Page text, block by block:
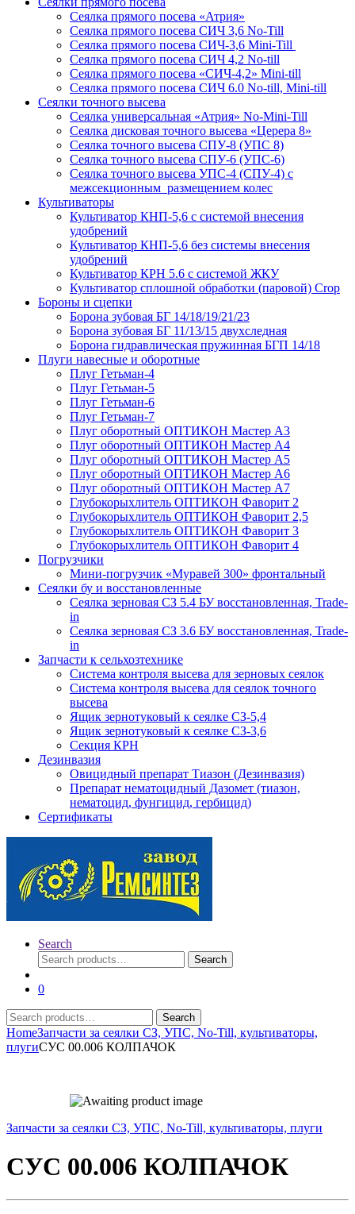
Сеялка прямого посева «Атрия»
Сеялка прямого посева СИЧ 3,6 No-Till
Сеялка прямого посева СИЧ-3,6 Mini-Till
Сеялка прямого посева СИЧ 4,2 No-till
Сеялка прямого посева «СИЧ-4,2» Mini-till
Сеялка прямого посева СИЧ 6.0 No-till, Mini-till
Сеялки точного высева
Сеялка универсальная «Атрия» No-Mini-Till
Сеялка дисковая точного высева «Церера 8»
Сеялка точного высева СПУ-8 (УПС 8)
Сеялка точного высева СПУ-6 (УПС-6)
Сеялка точного высева УПС-4 (СПУ-4) с
межсекционным размещением колес
Культиваторы
Культиватор КНП-5,6 с системой внесения
удобрений
Культиватор КНП-5,6 без системы внесения
удобрений
Культиватор КРН 5.6 с системой ЖКУ
Культиватор сплошной обработки (паровой) Crop
Бороны и сцепки
Борона зубовая БГ 14/18/19/21/23
Борона зубовая БГ 11/13/15 двухследная
Борона гидравлическая пружинная БГП 14/18
Плуги навесные и оборотные
Плуг Гетьман-4
Плуг Гетьман-5
Плуг Гетьман-6
Плуг Гетьман-7
Плуг оборотный ОПТИКОН Мастер А3
Плуг оборотный ОПТИКОН Мастер А4
Плуг оборотный ОПТИКОН Мастер А5
Плуг оборотный ОПТИКОН Мастер А6
Плуг оборотный ОПТИКОН Мастер А7
Глубокорыхлитель ОПТИКОН Фаворит 2
Глубокорыхлитель ОПТИКОН Фаворит 2,5
Глубокорыхлитель ОПТИКОН Фаворит 3
Глубокорыхлитель ОПТИКОН Фаворит 4
Погрузчики
Мини-погрузчик «Муравей 300» фронтальный
Сеялки бу и восстановленные
Сеялка зерновая СЗ 5.4 БУ восстановленная, Trade-
in
Сеялка зерновая СЗ 3.6 БУ восстановленная, Trade-
in
Запчасти к сельхозтехнике
Система контроля высева для зерновых сеялок
Система контроля высева для сеялок точного
высева
Ящик зернотуковый к сеялке СЗ-5,4
Ящик зернотуковый к сеялке СЗ-3,6
Секция КРН
Дезинвазия
Овицидный препарат Тиазон (Дезинвазия)
Препарат нематоцидный Дазомет (тиазон,
нематоцид, фунгицид, гербицид)
Сертификаты
Search
Search
for:
Search
0
Search
for:
Search
HomeЗапчасти за сеялки СЗ, УПС, No-Till, культиваторы,
плугиСУС 00.006 КОЛПАЧОК
Запчасти за сеялки СЗ, УПС, No-Till, культиваторы, плуги
СУС 00.006 КОЛПАЧОК